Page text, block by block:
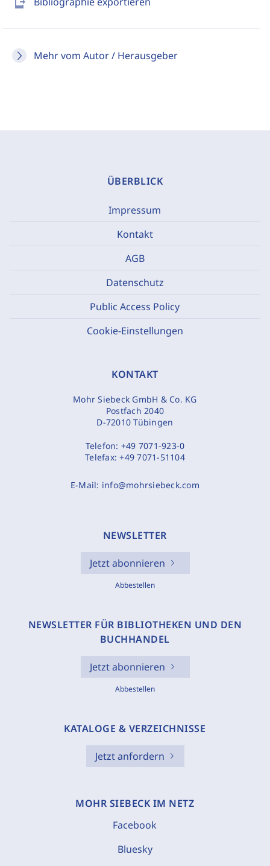
Mehr vom Autor / Herausgeber
ÜBERBLICK
Impressum
Kontakt
AGB
Datenschutz
Public Access Policy
Cookie-Einstellungen
KONTAKT
Mohr Siebeck GmbH & Co. KG
Postfach 2040
D-72010 Tübingen
Telefon: +49 7071-923-0
Telefax:+49 7071-51104
E-Mail: info@mohrsiebeck.com
NEWSLETTER
Jetzt abonnieren
Abbestellen
NEWSLETTER FÜR BIBLIOTHEKEN UND DEN
BUCHHANDEL
Jetzt abonnieren
Abbestellen
KATALOGE & VERZEICHNISSE
Jetzt anfordern
MOHR SIEBECK IM NETZ
Facebook
Bluesky